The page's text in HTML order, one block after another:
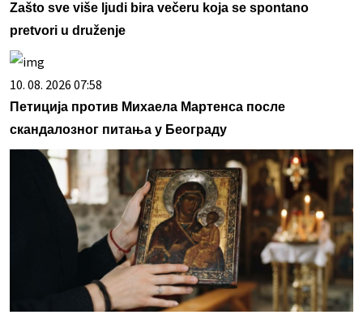
Zašto sve više ljudi bira večeru koja se spontano
pretvori u druženje
10. 08. 2026 07:58
Петиција против Михаела Мартенса после
скандалозног питања у Београду